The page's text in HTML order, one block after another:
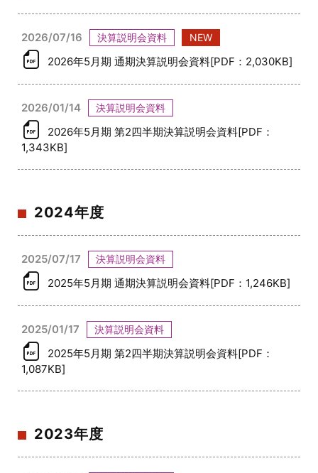
2026/07/16 決算説明会資料 NEW
2026年5月期 通期決算説明会資料[PDF：2,030KB]
2026/01/14 決算説明会資料
2026年5月期 第2四半期決算説明会資料[PDF：
1,343KB]
2024年度
2025/07/17 決算説明会資料
2025年5月期 通期決算説明会資料[PDF：1,246KB]
2025/01/17 決算説明会資料
2025年5月期 第2四半期決算説明会資料[PDF：
1,087KB]
2023年度